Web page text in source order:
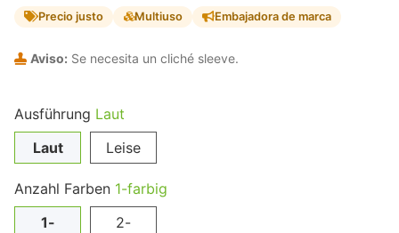
Precio justo Multiuso Embajadora de marca
Aviso: Se necesita un cliché sleeve.
Ausführung Laut
Laut
Leise
Anzahl Farben 1-farbig
1-
2-